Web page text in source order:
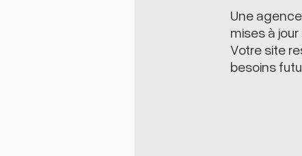
Une
mises à
Votre site
besoins